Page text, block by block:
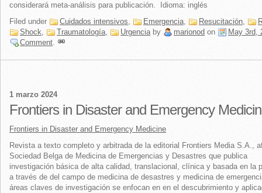
considerará meta-análisis para publicación. Idioma: inglés
Filed under
Cuidados intensivos, Emergencia, Resucitación,
Shock, Traumatología, Urgenciaby marionod on
May 3rd,
Comment.
1 marzo 2024
Frontiers in Disaster and Emergency
Frontiers in Disaster and Emergency Medicine
Revista a texto completo y arbitrada de la editorial Frontiers Media S.A.,
Sociedad Belga de Medicina de Emergencias y Desastres que publica
investigación básica de alta calidad, translacional, clínica y basada en la
a través de del campo de medicina de desastres y medicina de
áreas claves de investigación se enfocan en en el descubrimiento y